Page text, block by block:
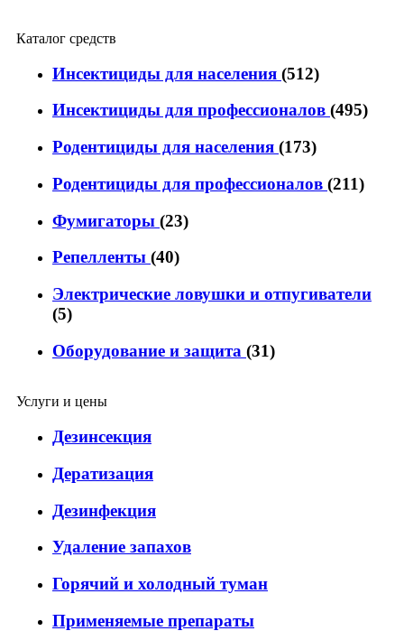
Каталог средств
Инсектициды для населения (512)
Инсектициды для профессионалов (495)
Родентициды для населения (173)
Родентициды для профессионалов (211)
Фумигаторы (23)
Репелленты (40)
Электрические ловушки и отпугиватели
(5)
Оборудование и защита (31)
Услуги и цены
Дезинсекция
Дератизация
Дезинфекция
Удаление запахов
Горячий и холодный туман
Применяемые препараты